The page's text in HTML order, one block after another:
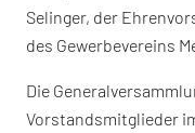
Selinger, der
des Gewerbevereins
Die
Vorstandsmitglieder